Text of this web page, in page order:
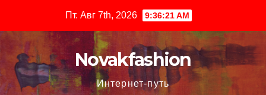
содержимому
Пт. Авг 7th, 2026 9:36:22 AM
Novakfashion
Интернет-путь